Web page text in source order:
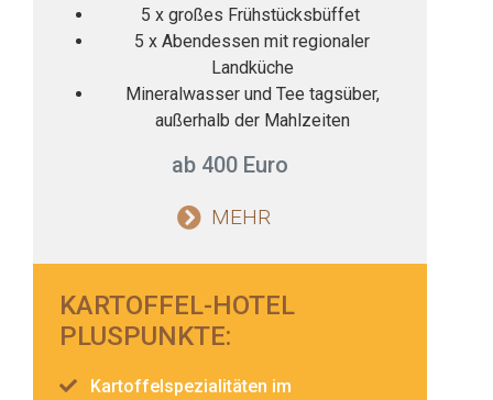
5 x großes Frühstücksbüffet
5 x Abendessen mit regionaler
Landküche
Mineralwasser und Tee tagsüber,
außerhalb der Mahlzeiten
ab 400 Euro
MEHR
KARTOFFEL-HOTEL
PLUSPUNKTE:
Kartoffelspezialitäten im